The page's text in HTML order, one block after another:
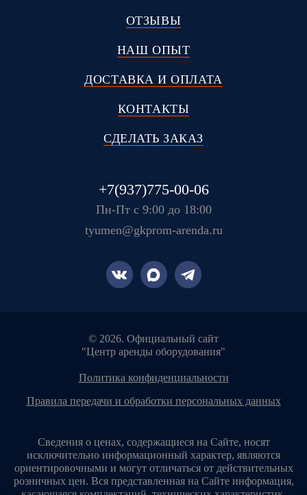
ОТЗЫВЫ
НАШ ОПЫТ
ДОСТАВКА И ОПЛАТА
КОНТАКТЫ
СДЕЛАТЬ ЗАКАЗ
+7(937)775-00-06
Пн-Пт с 9:00 до 18:00
tyumen@gkprom-arenda.ru
© 2026. Официальный сайт
"Центр аренды оборудования"
политика конфиденциальности
правила передачи и обработки персональных данных
Сведения о ценах, содержащиеся на Сайте, носят
исключительно информационный характер, являются
ориентировочными и могут отличаться от действительных
розничных цен. Вся представленная на Сайте информация,